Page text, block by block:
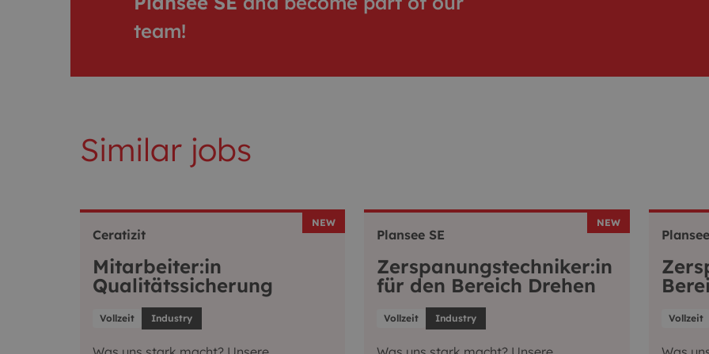
team!
Similar jobs
Ceratizit
Mitarbeiter:in
Qualitätssicherung
Vollzeit Industry
NEW
Plansee SE
Zerspanungstechniker:in
für den Bereich Drehen
Vollzeit Industry
NEW
Vollzeit